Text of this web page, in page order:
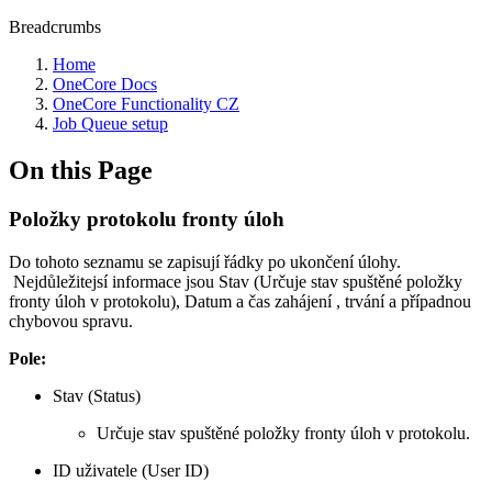
Breadcrumbs
Home
OneCore Docs
OneCore Functionality CZ
Job Queue setup
On this Page
Položky protokolu fronty úloh
Do tohoto seznamu se zapisují řádky po ukončení úlohy.
Nejdůležitejsí informace jsou Stav (Určuje stav spuštěné položky
fronty úloh v protokolu), Datum a čas zahájení , trvání a případnou
chybovou spravu.
Pole:
Stav (Status)
Určuje stav spuštěné položky fronty úloh v protokolu.
ID uživatele (User ID)